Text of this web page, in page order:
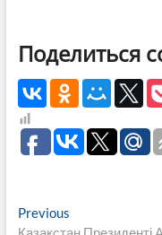
Поделиться
Навигация
PreviousPrevious
post: